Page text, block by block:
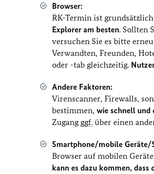
Browser:
RK-Termin ist
Explorer am besten. Sollten
versuchen Sie es bitte
Verwandten, Freunden,
oder -tab gleichzeitig.
Andere Faktoren:
Virenscanner, Firewalls,
bestimmen,wie schnell und
Zugang ggf. über einen
Smartphone/mobile Geräte/
Browser auf mobilen
kann es dazu kommen,